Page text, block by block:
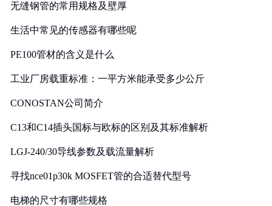
无缝钢管的常用规格及壁厚
生活中常见的传感器有哪些呢
PE100管材的含义是什么
工业厂房载重标准：一平方米能承受多少公斤
CONOSTAN公司简介
C13和C14插头国标与欧标的区别及其标准解析
LGJ-240/30导线参数及载流量解析
寻找nce01p30k MOSFET管的合适替代型号
电梯的尺寸有哪些规格